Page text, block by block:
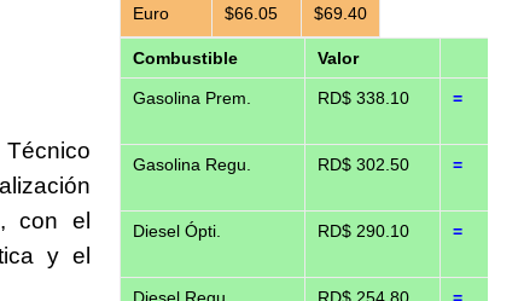
con el
y el
Euro $66.05 $69.40
Combustible Valor
Gasolina Prem. RD$ 338.10 =
Gasolina Regu. RD$ 302.50 =
Diesel Ópti. RD$ 290.10 =